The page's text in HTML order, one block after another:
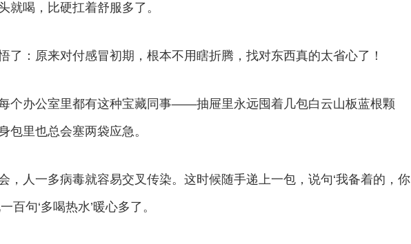
就喝，比硬扛着舒服多了。
了：原来对付感冒初期，根本不用瞎折腾，找对东西真的太省心了！
个办公室里都有这种宝藏同事——抽屉里永远囤着几包白云山板蓝根颗
包里也总会塞两袋应急。
，人一多病毒就容易交叉传染。这时候随手递上一包，说句‘我备着的，你
百句‘多喝热水’暖心多了。